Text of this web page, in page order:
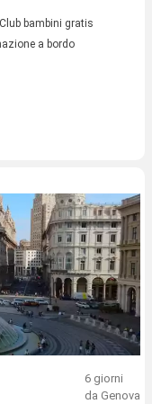
bambini gratis
a bordo
6 giorni
da Genova